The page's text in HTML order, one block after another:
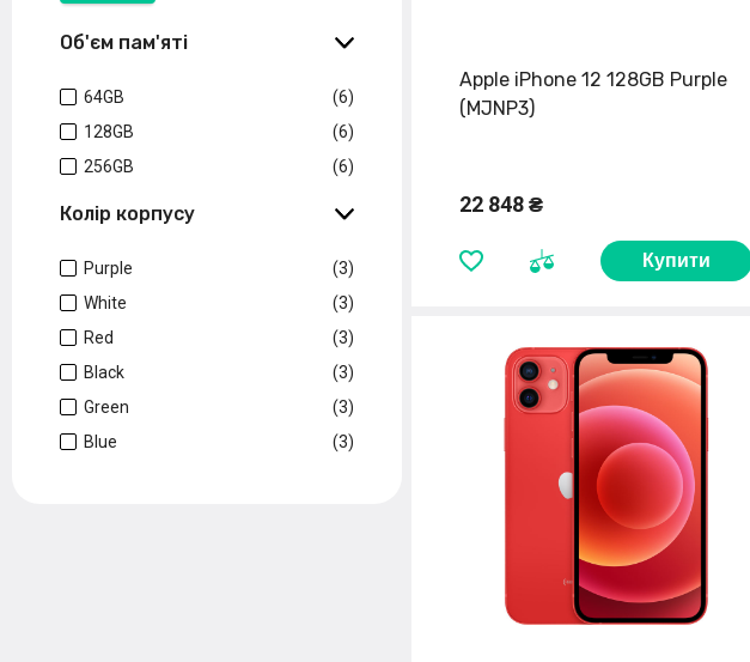
Об'єм пам'яті
64GB
(6)
128GB
(6)
256GB
(6)
Колір корпусу
Purple
(3)
White
(3)
Red
(3)
Black
(3)
Green
(3)
Blue
(3)
Apple iPhone 12 128GB Purple
(MJNP3)
22 848 ₴
Купити